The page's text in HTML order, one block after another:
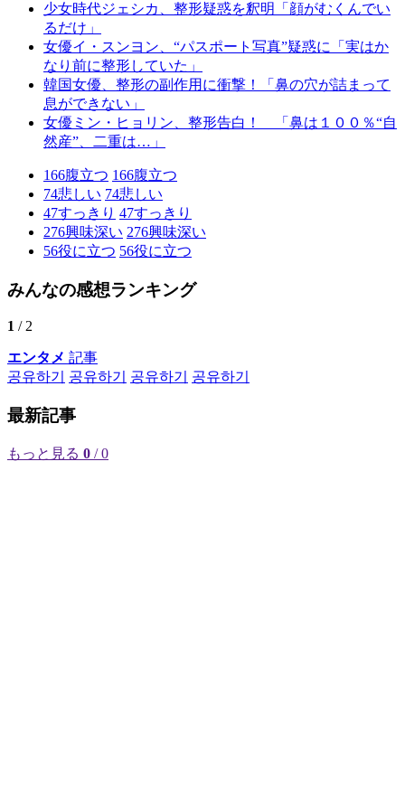
少女時代ジェシカ、整形疑惑を釈明「顔がむくんでい
るだけ」
女優イ・スンヨン、“パスポート写真”疑惑に「実はか
なり前に整形していた」
韓国女優、整形の副作用に衝撃！「鼻の穴が詰まって
息ができない」
女優ミン・ヒョリン、整形告白！ 「鼻は１００％“自
然産”、二重は…」
166腹立つ 166腹立つ
74悲しい 74悲しい
47すっきり 47すっきり
276興味深い 276興味深い
56役に立つ 56役に立つ
みんなの感想ランキング
1 / 2
エンタメ 記事
공유하기
공유하기 공유하기 공유하기
最新記事
もっと見る 0 / 0